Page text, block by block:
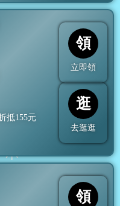
抵155元
領
立即領
逛
去逛逛
領